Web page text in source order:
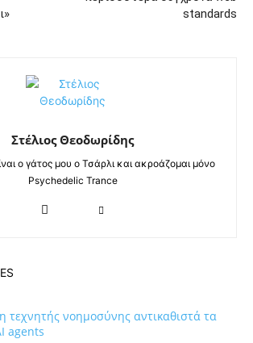
standards
Στέλιος Θεοδωρίδης
ο γάτος μου ο Τσάρλι και ακροάζομαι μόνο
Psychedelic Trance
τεχνητής νοημοσύνης αντικαθιστά τα
agents